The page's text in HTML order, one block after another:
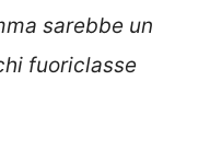
sarebbe un
fuoriclasse